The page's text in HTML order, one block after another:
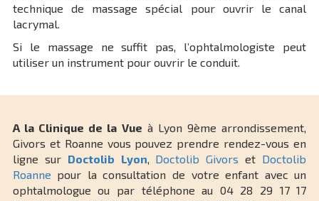
technique de massage spécial pour ouvrir le canal
lacrymal.
Si le massage ne suffit pas, l’ophtalmologiste peut
utiliser un instrument pour ouvrir le conduit.
A la Clinique de la Vue à Lyon 9ème arrondissement,
Givors et Roanne vous pouvez prendre rendez-vous en
ligne sur Doctolib Lyon, Doctolib Givors et Doctolib
Roanne pour la consultation de votre enfant avec un
ophtalmologue ou par téléphone au 04 28 29 17 17